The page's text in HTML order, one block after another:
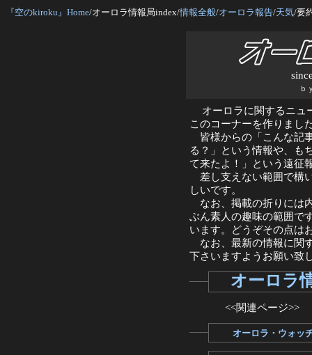
『空のkiroku』Home/オーロラ情報局index/情報全般/オーロラ報告/天気/要
ｂ
オーロラに関するニュ
このコーナーを作りまし
皆様からの「こんな記
る？」という情報や、も
て来たよ！」という遠征
差し支えない範囲で構
しいです。
なお、掲載の折りには
ぶん素人の趣味の範囲で
います。どうぞその点は
なお、最新の情報に関
下さいますようお願い致
オーロラ
<<関連ページ>>
オーロラ・ウォッ